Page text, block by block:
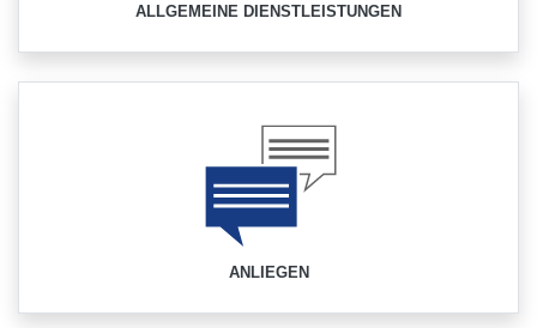
ALLGEMEINE DIENSTLEISTUNGEN
ANLIEGEN